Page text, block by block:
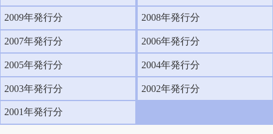
2009年発行分 2008年発行分
2007年発行分 2006年発行分
2005年発行分 2004年発行分
2003年発行分 2002年発行分
2001年発行分